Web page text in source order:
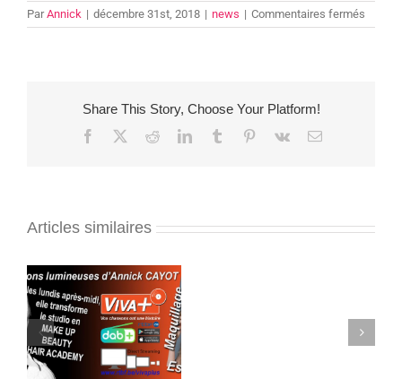
ParAnnick | décembre 31st, 2018 | news | Commentaires fermés
Share This Story, Choose Your Platform!
Facebook RedditLinkedInTumblr Pinterest
Vk Email
Articles similaires
Intervention
Maquillage : une
discipline parfois